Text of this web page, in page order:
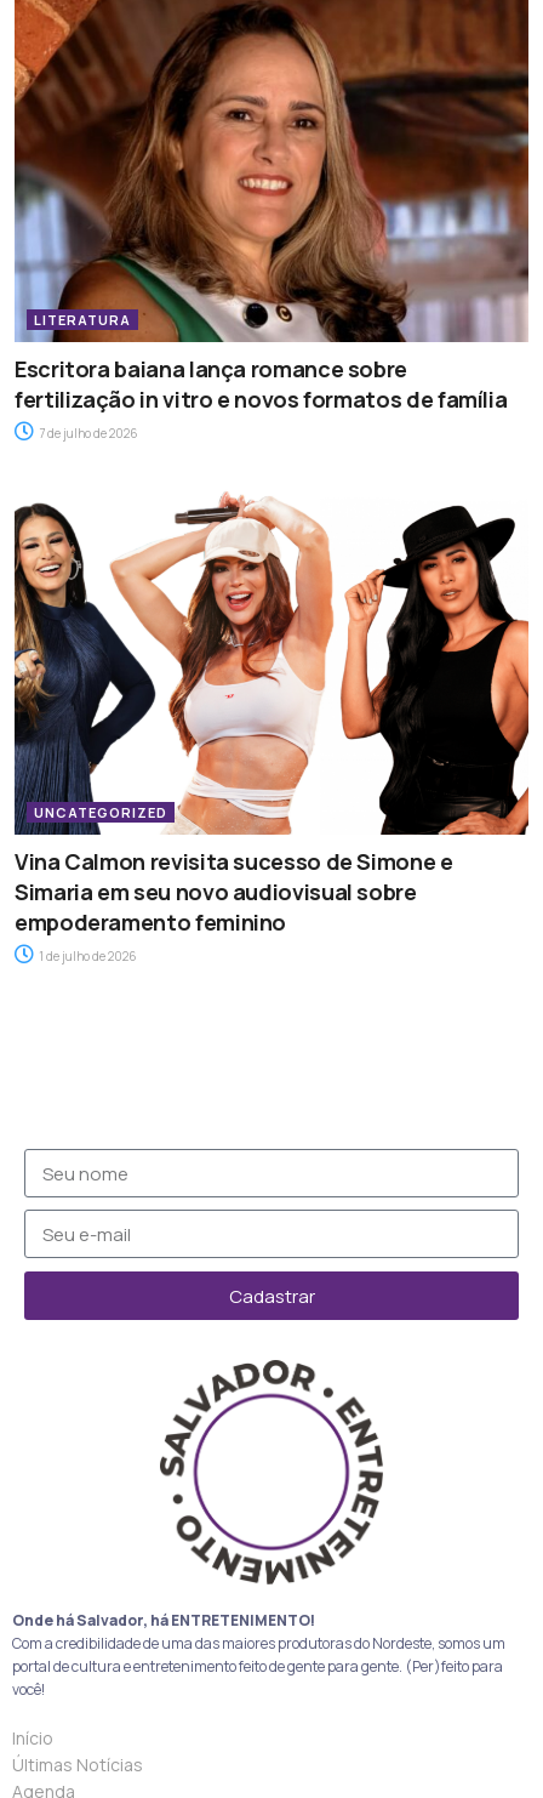
LITERATURA
Escritora baiana lança romance sobre
fertilização in vitro e novos formatos de família
7 de julho de 2026
UNCATEGORIZED
Vina Calmon revisita sucesso de Simone e
Simaria em seu novo audiovisual sobre
empoderamento feminino
1 de julho de 2026
Cadastrar
Onde há Salvador, há ENTRETENIMENTO!
Com a credibilidade de uma das maiores produtoras do Nordeste, somos um
portal de cultura e entretenimento feito de gente para gente. (Per)feito para
você!
Início
Últimas Notícias
Agenda